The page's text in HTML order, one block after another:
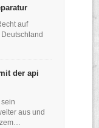
auf
der api
aus und